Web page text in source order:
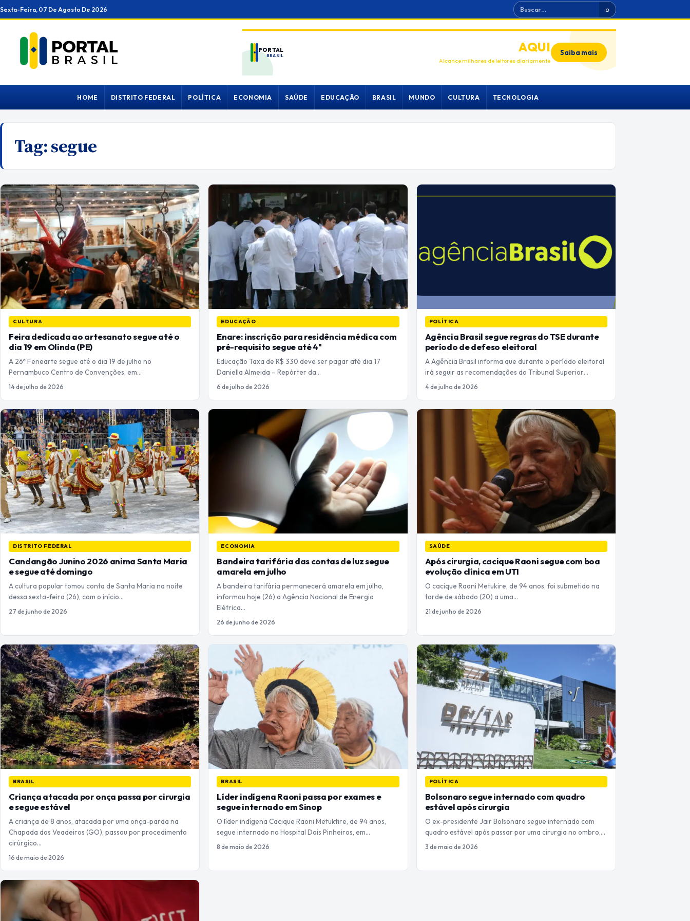
Ir
para
conteúdo
Sexta-Feira, 07 De Agosto De 2026 Buscar ⌕
PORTAL
BRASIL
ANUNCIEAQUI
Alcance milhares de leitores diariamente
Saiba mais
HOME DISTRITO FEDERAL POLÍTICA ECONOMIA SAÚDE EDUCAÇÃO BRASIL MUNDO CULTURA TECNOLOGIA
Tag:segue
CULTURA
Feira dedicada ao artesanato segue até o
dia 19 em Olinda (PE)
A 26ª Fenearte segue até o dia 19 de julho no
Pernambuco Centro de Convenções, em…
14 de julho de 2026
EDUCAÇÃO
Enare: inscrição para residência médica com
pré-requisito segue até 4ª
Educação Taxa de R$ 330 deve ser pagar até dia 17
Daniella Almeida – Repórter da…
6 de julho de 2026
POLÍTICA
Agência Brasil segue regras do TSE durante
período de defeso eleitoral
A Agência Brasil informa que durante o período eleitoral
irá seguir as recomendações do Tribunal Superior…
4 de julho de 2026
DISTRITO FEDERAL
Candangão Junino 2026 anima Santa Maria
e segue até domingo
A cultura popular tomou conta de Santa Maria na noite
dessa sexta-feira (26), com o início…
27 de junho de 2026
ECONOMIA
Bandeira tarifária das contas de luz segue
amarela em julho
A bandeira tarifária permanecerá amarela em julho,
informou hoje (26) a Agência Nacional de Energia
Elétrica…
26 de junho de 2026
SAÚDE
Após cirurgia, cacique Raoni segue com boa
evolução clínica em UTI
O cacique Raoni Metukire, de 94 anos, foi submetido na
tarde de sábado (20) a uma…
21 de junho de 2026
BRASIL
Criança atacada por onça passa por cirurgia
e segue estável
A criança de 8 anos, atacada por uma onça-parda na
Chapada dos Veadeiros (GO), passou por procedimento
cirúrgico…
16 de maio de 2026
BRASIL
Líder indígena Raoni passa por exames e
segue internado em Sinop
O líder indígena Cacique Raoni Metuktire, de 94 anos,
segue internado no Hospital Dois Pinheiros, em…
8 de maio de 2026
POLÍTICA
Bolsonaro segue internado com quadro
estável após cirurgia
O ex-presidente Jair Bolsonaro segue internado com
quadro estável após passar por uma cirurgia no ombro,…
3 de maio de 2026